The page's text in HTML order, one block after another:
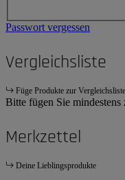
Passwort vergessen
Vergleichsliste
Füge Produkte zur
Bitte fügen Sie
Merkzettel
Deine Lieblingsprodukte